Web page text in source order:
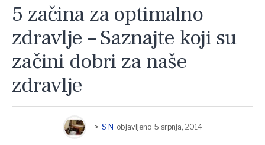
5 začina za optimalno
zdravlje – Saznajte koji su
začini dobri za naše
zdravlje
> S N objavljeno 5 srpnja, 2014